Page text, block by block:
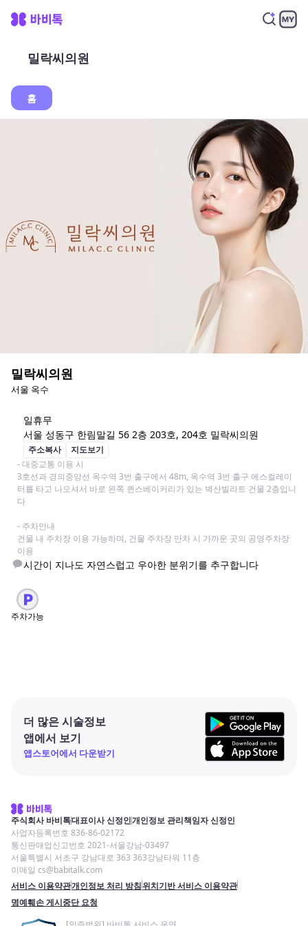
밀락씨의원
홈
밀락씨의원
서울 옥수
일휴무
서울 성동구 한림말길 56 2층 203호, 204호 밀락씨의원
주소복사
지도보기
- 대중교통 이용 시
3호선과 경의중앙선 옥수역 3번 출구에서 48m, 옥수역 3번 출구 에스컬레이
터를 타고 나오셔서 바로 왼쪽 퀸스베이커리가 있는 벽산빌라트 건물 2층입니
다
- 주차안내
건물 내 주차장 이용 가능하며, 건물 주차장 만차 시 가까운 곳의 공영주차장
이용
시간이 지나도 자연스럽고 우아한 분위기를 추구합니다
주차가능
더 많은 시술정보
앱에서 보기
앱스토어에서 다운받기
주식회사 바비톡대표이사 신정인개인정보 관리책임자 신정인
사업자등록번호 836-86-02172
통신판매업신고번호 2021-서울강남-03497
서울특별시 서초구 강남대로 363 363강남타워 11층
이메일 cs@babitalk.com
서비스 이용약관개인정보 처리 방침위치기반 서비스 이용약관
명예훼손 게시중단 요청